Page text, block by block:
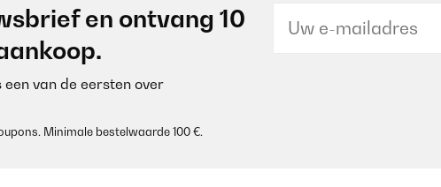
en ontvang 10
van de eersten over
Minimale bestelwaarde 100 €.